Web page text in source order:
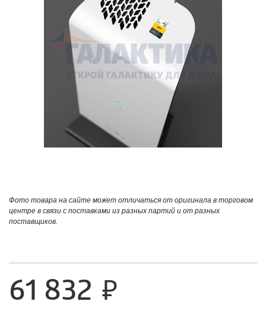
Фото товара на сайте может отличаться от оригинала в торговом
центре в связи с поставками из разных партий и от разных
поставщиков.
61 832